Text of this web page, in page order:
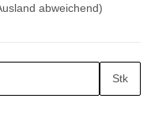
abweichend)
Stk